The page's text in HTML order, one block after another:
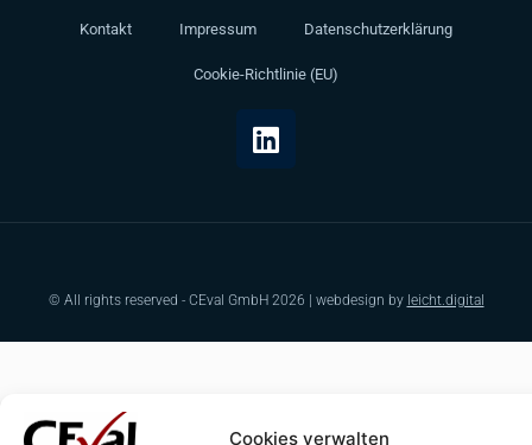
Cookies verwalten
Kontakt Impressum Datenschutzerklärung
Cookie-Richtlinie (EU)
© All rights reserved - CEval GmbH 2026 | webdesign by leicht.digital